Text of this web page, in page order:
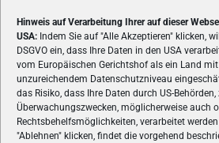
Hinweis auf Verarbeitung Ihrer auf dieser
USA: Indem Sie auf "Alle Akzeptieren" klicken,
DSGVO ein, dass Ihre Daten in den USA
vom Europäischen Gerichtshof als ein Land
unzureichendem Datenschutzniveau
das Risiko, dass Ihre Daten durch US-
Überwachungszwecken, möglicherweise auch
Rechtsbehelfsmöglichkeiten, verarbeitet
"Ablehnen" klicken, findet die vorgehend
ÜBER UNS
VON GAMERN, FÜR GAMER!
Spielemagazin Österreichs und bringt
Reviews und Videos zu PC- und
Hardware und aus der Welt